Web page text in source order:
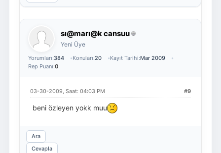
sı@marı@k cansuu
Yeni Üye
Yorumları:384 Konuları:20 Kayıt Tarihi:Mar 2009
Rep Puanı:0
#9
03-30-2009, Saat: 04:03 PM
beni özleyen yokk muu
Ara
Cevapla